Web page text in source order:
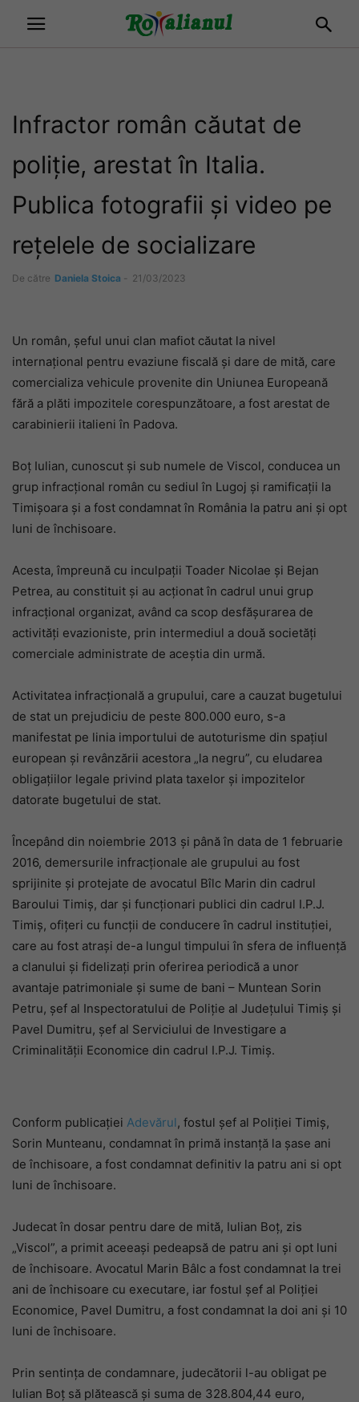
Infractor român căutat de
poliție, arestat în Italia.
Publica fotografii și video pe
rețelele de socializare
De către Daniela Stoica - 21/03/2023
Un român, șeful unui clan mafiot căutat la nivel
internațional pentru evaziune fiscală și dare de mită, care
comercializa vehicule provenite din Uniunea Europeană
fără a plăti impozitele corespunzătoare, a fost arestat de
carabinierii italieni în Padova.
Boț Iulian, cunoscut și sub numele de Viscol, conducea un
grup infracțional român cu sediul în Lugoj și ramificații la
Timișoara și a fost condamnat în România la patru ani și opt
luni de închisoare.
Acesta, împreună cu inculpaţii Toader Nicolae şi Bejan
Petrea, au constituit şi au acţionat în cadrul unui grup
infracţional organizat, având ca scop desfăşurarea de
activităţi evazioniste, prin intermediul a două societăţi
comerciale administrate de aceştia din urmă.
Activitatea infracţională a grupului, care a cauzat bugetului
de stat un prejudiciu de peste 800.000 euro, s-a
manifestat pe linia importului de autoturisme din spaţiul
european şi revânzării acestora „la negru”, cu eludarea
obligaţiilor legale privind plata taxelor şi impozitelor
datorate bugetului de stat.
Începând din noiembrie 2013 şi până în data de 1 februarie
2016, demersurile infracţionale ale grupului au fost
sprijinite şi protejate de avocatul Bîlc Marin din cadrul
Baroului Timiş, dar şi funcţionari publici din cadrul I.P.J.
Timiş, ofiţeri cu funcţii de conducere în cadrul instituţiei,
care au fost atraşi de-a lungul timpului în sfera de influenţă
a clanului şi fidelizaţi prin oferirea periodică a unor
avantaje patrimoniale şi sume de bani – Muntean Sorin
Petru, şef al Inspectoratului de Poliţie al Judeţului Timiş şi
Pavel Dumitru, şef al Serviciului de Investigare a
Criminalităţii Economice din cadrul I.P.J. Timiş.
Conform publicației Adevărul, fostul șef al Poliției Timiș,
Sorin Munteanu, condamnat în primă instanță la șase ani
de închisoare, a fost condamnat definitiv la patru ani si opt
luni de închisoare.
Judecat în dosar pentru dare de mită, Iulian Boț, zis
„Viscol”, a primit aceeași pedeapsă de patru ani și opt luni
de închisoare. Avocatul Marin Bâlc a fost condamnat la trei
ani de închisoare cu executare, iar fostul șef al Poliției
Economice, Pavel Dumitru, a fost condamnat la doi ani și 10
luni de închisoare.
Prin sentința de condamnare, judecătorii l-au obligat pe
Iulian Boț să plătească și suma de 328.804,44 euro,